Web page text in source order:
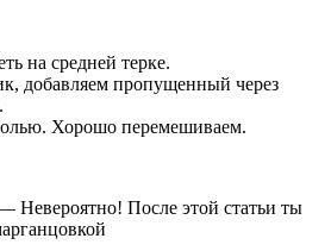
на средней терке.
добавляем пропущенный через
Хорошо перемешиваем.
Невероятно! После этой статьи ты